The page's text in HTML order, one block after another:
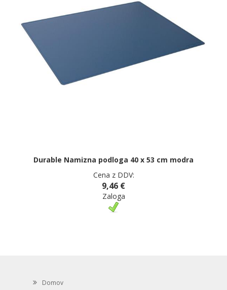
Durable Namizna podloga 40 x 53 cm modra
Cena z DDV:
9,46 €
Zaloga
Domov